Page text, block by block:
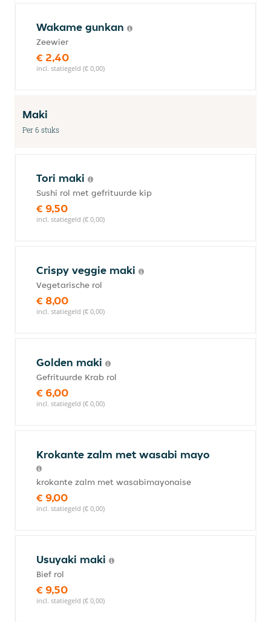
Wakame gunkan
Zeewier
€ 2,40
incl. statiegeld (€ 0,00)
Maki
Per 6 stuks
Tori maki
Sushi rol met gefrituurde kip
€ 9,50
incl. statiegeld (€ 0,00)
Crispy veggie maki
Vegetarische rol
€ 8,00
incl. statiegeld (€ 0,00)
Golden maki
Gefrituurde Krab rol
€ 6,00
incl. statiegeld (€ 0,00)
Krokante zalm met wasabi mayo
krokante zalm met wasabimayonaise
€ 9,00
incl. statiegeld (€ 0,00)
Usuyaki maki
Bief rol
€ 9,50
incl. statiegeld (€ 0,00)